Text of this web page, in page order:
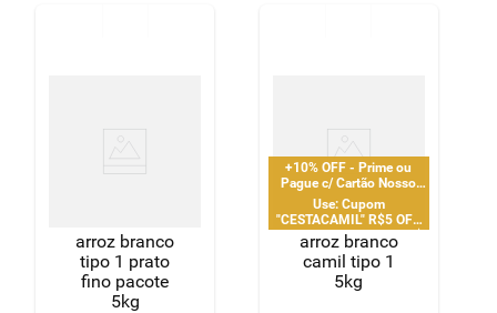
arroz branco
tipo 1 prato
fino pacote
5kg
+10% OFF - Prime ou
Pague c/ Cartão Nosso
Pay
Use: Cupom
"CESTACAMIL" R$5 OFF
em compras acima de R$
25 | limitado a 2 pedido
por CPF
arroz branco
camil tipo 1
5kg
chocolate